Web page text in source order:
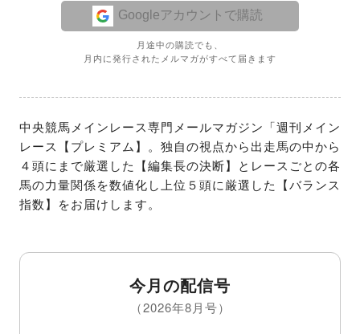
Googleアカウントで購読
月途中の購読でも、
月内に発行されたメルマガがすべて届きます
中央競馬メインレース専門メールマガジン「週刊メイン
レース【プレミアム】。独自の視点から出走馬の中から
４頭にまで厳選した【編集長の決断】とレースごとの各
馬の力量関係を数値化し上位５頭に厳選した【バランス
指数】をお届けします。
今月の配信号
（2026年8月号）